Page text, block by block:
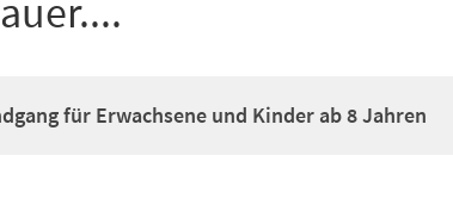
für Erwachsene und Kinder ab 8 Jahren